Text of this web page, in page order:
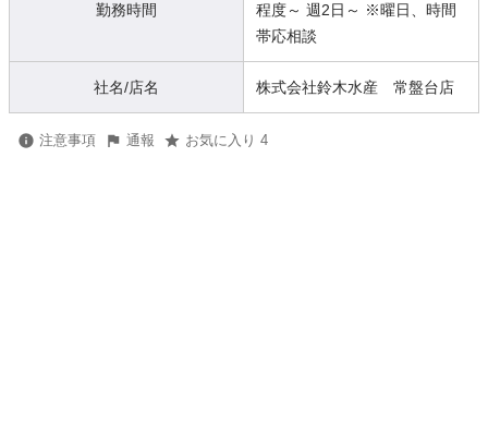
勤務時間
程度～ 週2日～ ※曜日、時間
帯応相談
社名/店名 株式会社鈴木水産 常盤台店
注意事項 通報 お気に入り 4